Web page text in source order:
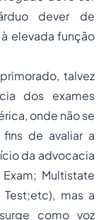
dever de
elevada função
talvez
dos exames
onde não se
de avaliar a
da advocacia
Multistate
Test;etc), mas a
como voz